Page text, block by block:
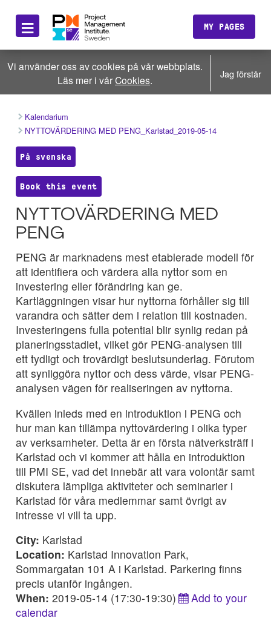
≡ MY PAGES
Vi använder oss av cookies på vår webbplats.
Läs mer i vårCookies. Jag förstår
Kalendarium
NYTTOVÄRDERING MED PENG_Karlstad_2019-05-14
På svenska
Book this event
NYTTOVÄRDERING MED
PENG
PENG är marknadens mest etablerade modell för
att identifiera och värdera alla nyttor som en
investering eller förändring kan ge.
Kartläggningen visar hur nyttorna förhåller sig till
varandra och sätter dem i relation till kostnaden.
Investeringens fulla potential blir synlig redan på
planeringsstadiet, vilket gör PENG-analysen till
ett tydligt och trovärdigt beslutsunderlag. Förutom
att synliggöra nyttor och dess värde, visar PENG-
analysen vägen för realiseringen av nyttorna.
Kvällen inleds med en introduktion i PENG och
hur man kan tillämpa nyttovärdering i olika typer
av verksamheter. Detta är en första nätverksträff i
Karlstad och vi kommer att hålla en introduktion
till PMI SE, vad det innebär att vara volontär samt
diskutera lämpliga aktiviteter och seminarier i
Karlstad för våra medlemmar samt övrigt av
intresse vi vill ta upp.
City: Karlstad
Location: Karlstad Innovation Park,
Sommargatan 101 A i Karlstad. Parkering finns
precis utanför ingången.
When: 2019-05-14 (17:30-19:30)
Add to your
calendar